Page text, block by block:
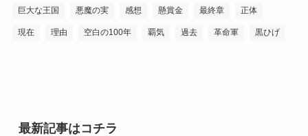
巨大な王国 悪魔の実 感想 懸賞金 最終章 正体
現在 理由 空白の100年 覇気 過去 革命軍 黒ひげ
最新記事はコチラ